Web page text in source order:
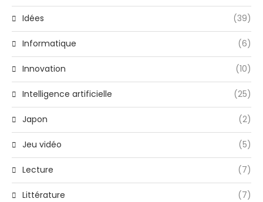
Idées (39)
Informatique (6)
Innovation (10)
Intelligence artificielle (25)
Japon (2)
Jeu vidéo (5)
Lecture (7)
Littérature (7)